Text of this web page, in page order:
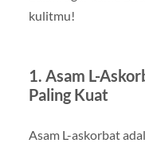
kulitmu!
1. Asam L-
Paling Kuat
Asam L-askorbat